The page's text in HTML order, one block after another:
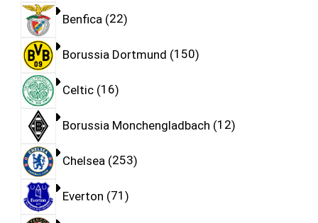
Benfica 22
Borussia Dortmund 150
Celtic 16
Borussia Monchengladbach 12
Chelsea 253
Everton 71